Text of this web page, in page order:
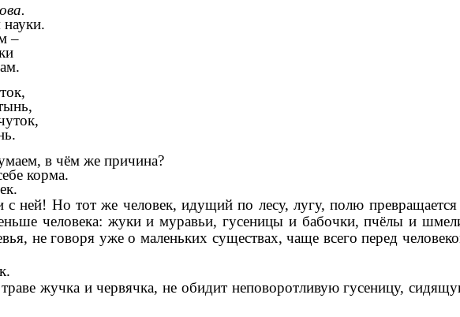
–
в чём же причина?
корма.
ней! Но тот же человек, идущий по лесу, лугу, полю превращается
человека: жуки и муравьи, гусеницы и бабочки, пчёлы и
не говоря уже о маленьких существах, чаще всего перед
жучка и червячка, не обидит неповоротливую гусеницу,